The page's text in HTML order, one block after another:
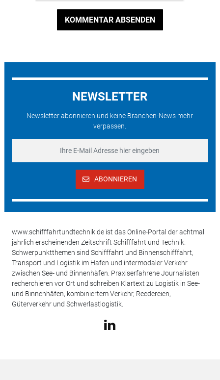
KOMMENTAR ABSENDEN
NEWSLETTER
Newsletter abonnieren und keine Branchen-News mehr
verpassen.
ABONNIEREN
www.schifffahrtundtechnik.de ist das Online-Portal der achtmal
jährlich erscheinenden Zeitschrift Schifffahrt und Technik.
Schwerpunktthemen sind Schifffahrt und Binnenschifffahrt,
Transport und Logistik im Hafen und intermodaler Verkehr
zwischen See- und Binnenhäfen. Praxiserfahrene Journalisten
recherchieren vor Ort und schreiben Klartext zu Logistik in See-
und Binnenhäfen, kombiniertem Verkehr, Reedereien,
Güterverkehr und Schwerlastlogistik.